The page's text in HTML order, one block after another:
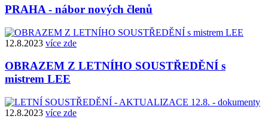
PRAHA - nábor nových členů
12.8.2023 více zde
OBRAZEM Z LETNÍHO SOUSTŘEDĚNÍ s
mistrem LEE
12.8.2023 více zde